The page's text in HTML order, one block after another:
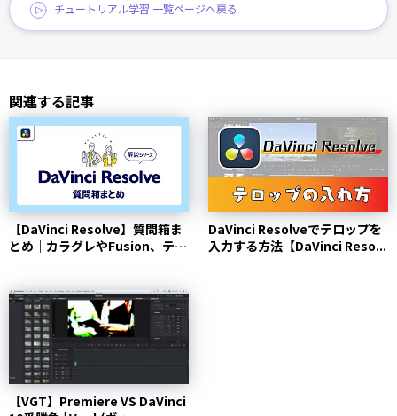
チュートリアル学習 一覧ページへ戻る
関連する記事
【DaVinci Resolve】質問箱ま
とめ｜カラグレやFusion、テ
DaVinci Resolveでテロップを
入力する方法【DaVinci Reso...
【VGT】Premiere VS DaVinci